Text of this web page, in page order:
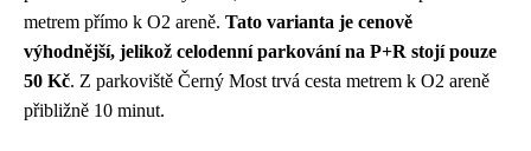
metrem přímo k O2 areně. Tato varianta je cenově
výhodnější, jelikož celodenní parkování na P+R stojí pouze
50 Kč. Z parkoviště Černý Most trvá cesta metrem k O2 areně
přibližně 10 minut.